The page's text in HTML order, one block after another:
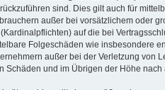
sind. Dies gilt auch für
außer bei vorsätzlichem oder
auf die bei
Folgeschäden wie insbesondere
außer bei der Verletzung von
Schäden und im Übrigen der Höhe